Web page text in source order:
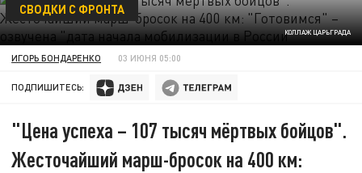
КОЛЛАЖ ЦАРЬГРАДА
СВОДКИ С ФРОНТА
ИГОРЬ БОНДАРЕНКО 03 ИЮНЯ 05:00
ПОДПИШИТЕСЬ:
"Цена успеха – 107 тысяч мёртвых бойцов".
Жесточайший марш-бросок на 400 км: